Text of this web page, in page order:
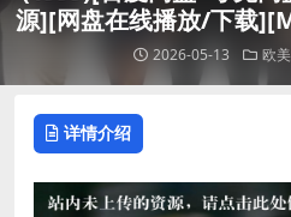
源][网盘在线播放/下载
2026-05-13 欧美
详情介绍